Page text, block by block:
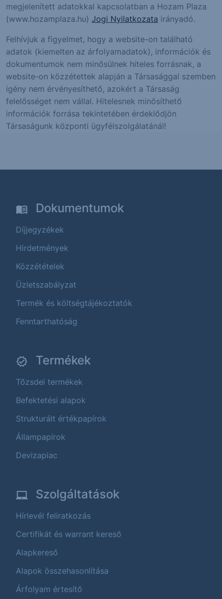
megjelenített adatokkal kapcsolatban a Hozam Plaza
(www.hozamplaza.hu) Jogi Nyilatkozata irányadó.
Felhívjuk a figyelmet, hogy a website-on található
adatok (kiemelten az árfolyamadatok), információk és
dokumentumok nem minősülnek hiteles forrásnak, a
website-on közzétettek alapján a Társasággal szemben
igény nem érvényesíthető, azokért a Társaság
felelősséget nem vállal. Hitelesnek minősíthető
információk forrása tekintetében érdeklődjön
Társaságunk központi ügyfélszolgálatánál!
Dokumentumok
Díjjegyzékek
Hirdetmények
Közzétételek
Üzletszabályzat
Termék és költségtájékoztatók
Fenntarthatóság
Termékek
Tőzsdei termékek
Befektetési alapok
Strukturált értékpapírok
Állampapírok
Devizapiac
Szolgáltatások
Hírlevél feliratkozás
Certifikát és warrant kereső
Alapkereső
Alapok összehasonlítása
Árfolyam értesítő